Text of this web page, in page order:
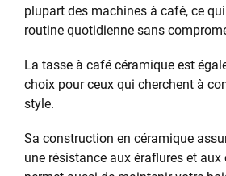
plupart des machines à café, ce
routine quotidienne sans
La tasse à café céramique est
choix pour ceux qui cherchent à
style.
Sa construction en céramique
une résistance aux éraflures et